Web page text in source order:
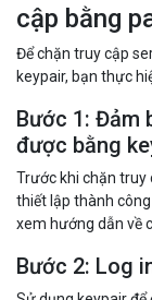
1. Tại sao
bằng
Nguy cơ bị xâm
brute-force, làm
Tăng cường bảo
cập trái phép và
2. Làm thế
cập bằng
Để chặn truy cập